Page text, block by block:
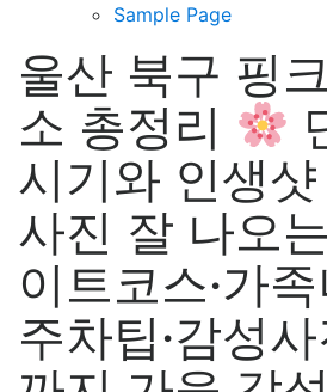
Sample Page
울산 북구 핑
소 총정리
시기와 인생
사진 잘 나오
이트코스·가
주차팁·감성